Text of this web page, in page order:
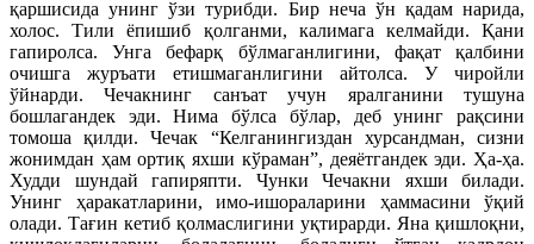
қаршисида унинг ўзи турибди. Бир неча ўн қадам нарида,
холос. Тили ёпишиб қолганми, калимага келмайди. Қани
гапиролса. Унга бефарқ бўлмаганлигини, фақат қалбини
очишга журъати етишмаганлигини айтолса. У чиройли
ўйнарди. Чечакнинг санъат учун яралганини тушуна
бошлагандек эди. Нима бўлса бўлар, деб унинг рақсини
томоша қилди. Чечак “Келганингиздан хурсандман, сизни
жонимдан ҳам ортиқ яхши кўраман”, деяётгандек эди. Ҳа-ҳа.
Худди шундай гапиряпти. Чунки Чечакни яхши билади.
Унинг ҳаракатларини, имо-ишораларини ҳаммасини ўқий
олади. Тағин кетиб қолмаслигини уқтирарди. Яна қишлоқни,